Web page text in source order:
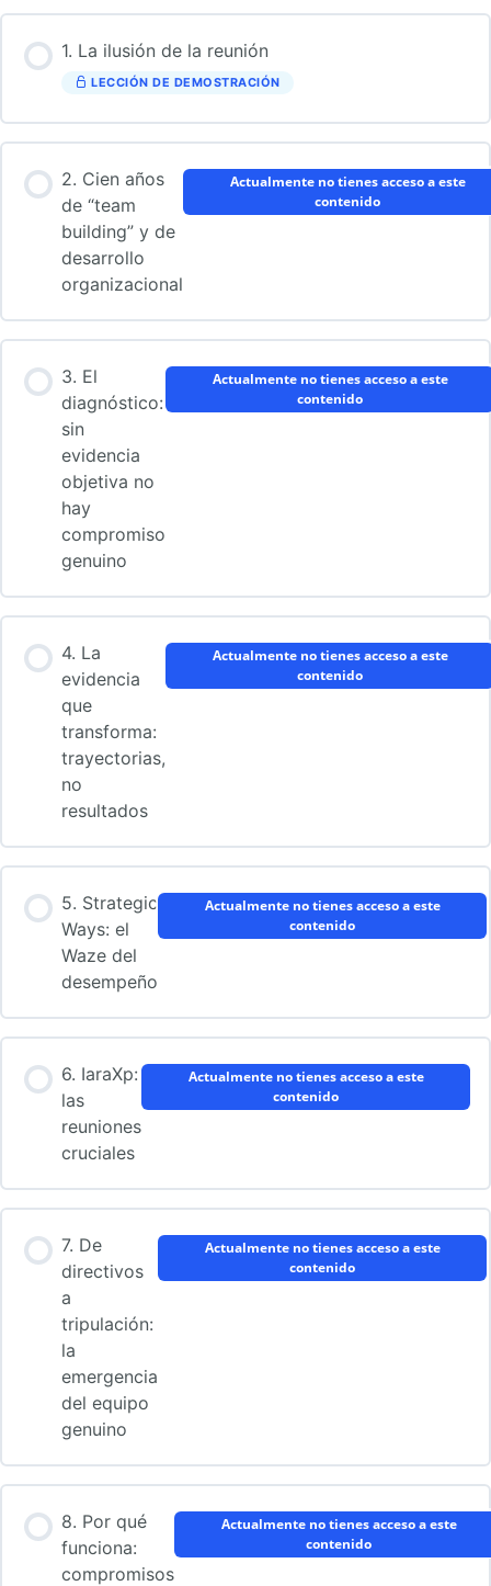
1. La ilusión de la reunión
LECCIÓN DE DEMOSTRACIÓN
2. Cien años
de “team
building” y de
desarrollo
organizacional
Actualmente no tienes acceso a este
contenido
3. El
diagnóstico:
sin
evidencia
objetiva no
hay
compromiso
genuino
Actualmente no tienes acceso a este
contenido
4. La
evidencia
que
transforma:
trayectorias,
no
resultados
Actualmente no tienes acceso a este
contenido
5. Strategic
Ways: el
Waze del
desempeño
Actualmente no tienes acceso a este
contenido
6. IaraXp:
las
reuniones
cruciales
Actualmente no tienes acceso a este
contenido
7. De
directivos
a
tripulación:
la
emergencia
del equipo
genuino
Actualmente no tienes acceso a este
contenido
8. Por qué
funciona:
compromisos
Actualmente no tienes acceso a este
contenido